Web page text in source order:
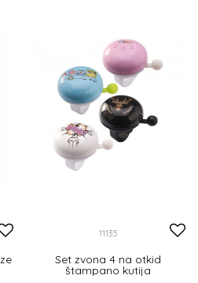
11135
Set zvona 4 na otkid
štampano kutija